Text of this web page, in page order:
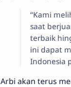
“Kami
saat
terbaik
ini dapat
Indonesia
Arbi akan terus